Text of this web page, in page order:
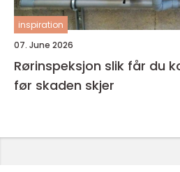
inspiration
07. June 2026
Rørinspeksjon slik får du kontroll på rørene
før skaden skjer